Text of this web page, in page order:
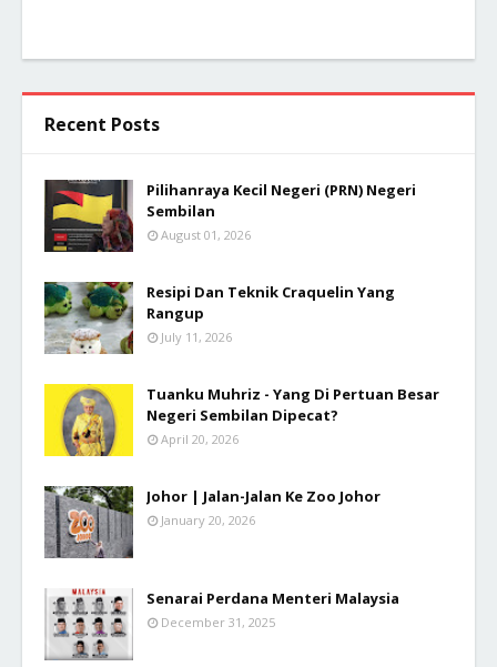
Recent Posts
Pilihanraya Kecil Negeri (PRN) Negeri
Sembilan
August 01, 2026
Resipi Dan Teknik Craquelin Yang
Rangup
July 11, 2026
Tuanku Muhriz - Yang Di Pertuan Besar
Negeri Sembilan Dipecat?
April 20, 2026
Johor | Jalan-Jalan Ke Zoo Johor
January 20, 2026
Senarai Perdana Menteri Malaysia
December 31, 2025